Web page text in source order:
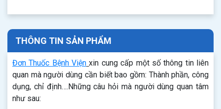
THÔNG TIN SẢN PHẨM
Đơn Thuốc Bệnh Viện xin cung cấp một số thông tin liên
quan mà người dùng cần biết bao gồm: Thành phần, công
dụng, chỉ định….Những câu hỏi mà người dùng quan tâm
như sau: